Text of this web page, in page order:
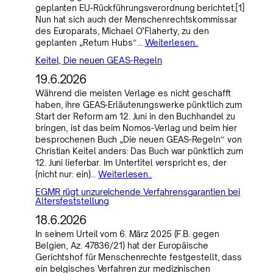
geplanten EU-Rückführungsverordnung berichtet.[1]
Nun hat sich auch der Menschenrechtskommissar
des Europarats, Michael O’Flaherty, zu den
geplanten „Return Hubs“… Weiterlesen..
Keitel, Die neuen GEAS-Regeln
19.6.2026
Während die meisten Verlage es nicht geschafft
haben, ihre GEAS-Erläuterungswerke pünktlich zum
Start der Reform am 12. Juni in den Buchhandel zu
bringen, ist das beim Nomos-Verlag und beim hier
besprochenen Buch „Die neuen GEAS-Regeln“ von
Christian Keitel anders: Das Buch war pünktlich zum
12. Juni lieferbar. Im Untertitel verspricht es, der
(nicht nur: ein)…Weiterlesen..
EGMR rügt unzureichende Verfahrensgarantien bei
Altersfeststellung
18.6.2026
In seinem Urteil vom 6. März 2025 (F.B. gegen
Belgien, Az. 47836/21) hat der Europäische
Gerichtshof für Menschenrechte festgestellt, dass
ein belgisches Verfahren zur medizinischen